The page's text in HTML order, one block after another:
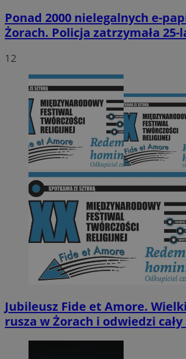
Ponad 2000 nielegalnych e-
Żorach. Policja zatrzymała 25-
12
Jubileusz Fide et Amore.
rusza w Żorach i odwiedzi